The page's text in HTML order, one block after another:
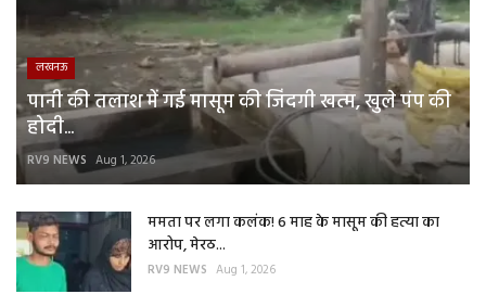
लखनऊ
पानी की तलाश में गई मासूम की जिंदगी खत्म, खुले पंप की
होदी...
RV9 NEWS Aug 1, 2026
ममता पर लगा कलंक! 6 माह के मासूम की हत्या का
आरोप, मेरठ...
RV9 NEWS Aug 1, 2026